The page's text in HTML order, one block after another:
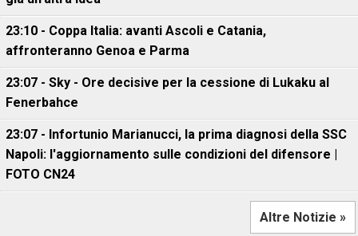
23:10 - Coppa Italia: avanti Ascoli e Catania,
affronteranno Genoa e Parma
23:07 - Sky - Ore decisive per la cessione di Lukaku al
Fenerbahce
23:07 - Infortunio Marianucci, la prima diagnosi della SSC
Napoli: l'aggiornamento sulle condizioni del difensore |
FOTO CN24
Altre Notizie »